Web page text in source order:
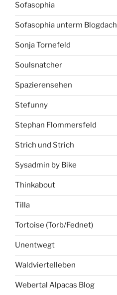
Sofasophia
Sofasophia unterm Blogdach
Sonja Tornefeld
Soulsnatcher
Spazierensehen
Stefunny
Stephan Flommersfeld
Strich und Strich
Sysadmin by Bike
Thinkabout
Tilla
Tortoise (Torb/Fednet)
Unentwegt
Waldviertelleben
Webertal Alpacas Blog